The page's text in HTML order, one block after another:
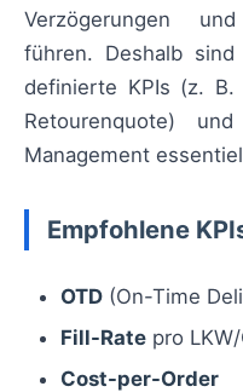
Verzögerungen
führen. Deshalb
definierte KPIs (z. B.
Retourenquote)
Management
Empfohlene
OTD (On-Time
Fill-Rate pro
Cost-per-Order